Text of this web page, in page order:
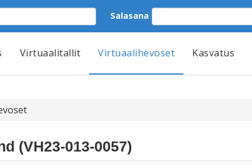
Salasana
Virtuaalitallit Virtuaalihevoset Kasvatus
(VH23-013-0057)